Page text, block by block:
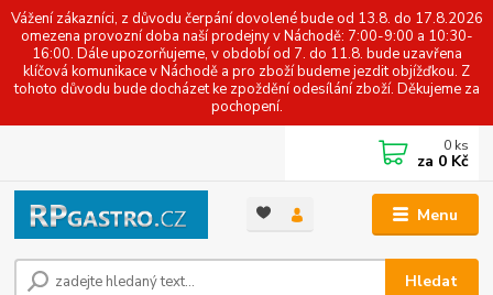
Vážení zákazníci, z důvodu čerpání dovolené bude od 13.8. do 17.8.2026
omezena provozní doba naší prodejny v Náchodě: 7:00-9:00 a 10:30-
16:00. Dále upozorňujeme, v období od 7. do 11.8. bude uzavřena
klíčová komunikace v Náchodě a pro zboží budeme jezdit objížďkou. Z
tohoto důvodu bude docházet ke zpoždění odesílání zboží. Děkujeme za
pochopení.
Menu
Hledat
0 ks
za 0 Kč